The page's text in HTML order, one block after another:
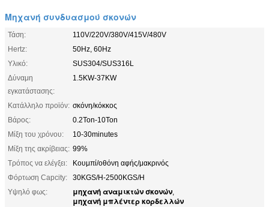
Μηχανή συνδυασμού σκονών
Τάση:
110V/220V/380V/415V/480V
Hertz:
50Hz, 60Hz
Υλικό:
SUS304/SUS316L
Δύναμη
εγκατάστασης:
1.5KW-37KW
Κατάλληλο προϊόν: σκόνη/κόκκος
Βάρος:
0.2Ton-10Ton
Μίξη του χρόνου:
10-30minutes
Μίξη της ακρίβειας: 99%
Τρόπος να ελέγξει:
Κουμπί/οθόνη αφής/μακρινός
Φόρτωση Capcity:
30KGS/H-2500KGS/H
Υψηλό φως:
μηχανή αναμικτών σκονών,
μηχανή μπλέντερ κορδελλών